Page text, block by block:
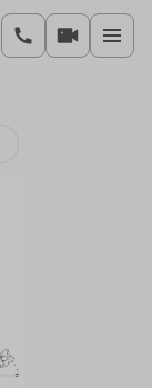
9 932 606 руб.